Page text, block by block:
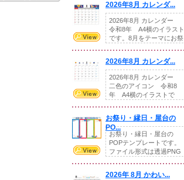
2026年8月 カレンダ...
2026年8月 カレンダー
令和8年 A4横のイラスト
です。8月をテーマにお祭
2026年8月 カレンダ...
2026年8月 カレンダー
二色のアイコン 令和8
年 A4横のイラストで
お祭り・縁日・屋台の
PO...
お祭り・縁日・屋台の
POPテンプレートです。
ファイル形式は透過PNG
2026年 8月 かわい...